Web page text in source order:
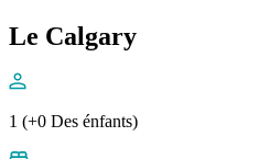
Le Calgary
1 (+0 Des énfants)